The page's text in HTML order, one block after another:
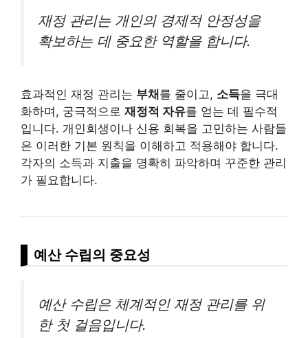
재정 관리는 개인의 경제적 안정성을
확보하는 데 중요한 역할을 합니다.
효과적인 재정 관리는 부채 를 줄이고, 소득을 극대
화하며, 궁극적으로 재정적 자유를 얻는 데 필수적
입니다. 개인회생이나 신용 회복을 고민하는 사람들
은 이러한 기본 원칙을 이해하고 적용해야 합니다.
각자의 소득과 지출을 명확히 파악하며 꾸준한 관리
가 필요합니다.
예산 수립의 중요성
예산 수립은 체계적인 재정 관리를 위
한 첫 걸음입니다.